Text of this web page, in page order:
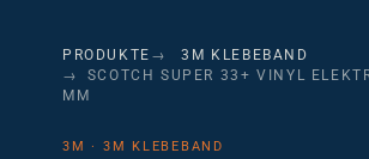
SCOTCH SUPER 33+ VINYL
MM